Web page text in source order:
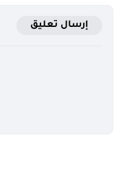
إرسال تعليق